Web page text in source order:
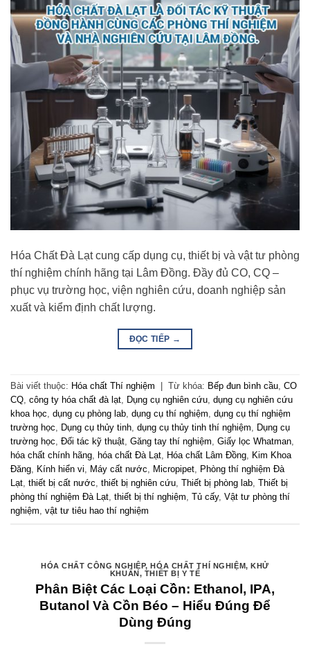
Hóa Chất Đà Lạt cung cấp dụng cụ, thiết bị và vật tư phòng
thí nghiệm chính hãng tại Lâm Đồng. Đầy đủ CO, CQ –
phục vụ trường học, viện nghiên cứu, doanh nghiệp sản
xuất và kiểm định chất lượng.
ĐỌC TIẾP →
Bài viết thuộc: Hóa chất Thí nghiệm Từ khóa: Bếp đun bình cầu, CO
CQ, công ty hóa chất đà lạt, Dụng cụ nghiên cứu, dụng cụ nghiên cứu
khoa học, dụng cụ phòng lab, dụng cụ thí nghiệm, dụng cụ thí nghiệm
trường học, Dụng cụ thủy tinh, dụng cụ thủy tinh thí nghiệm, Dụng cụ
trường học, Đối tác kỹ thuật, Găng tay thí nghiệm, Giấy lọc Whatman,
hóa chất chính hãng, hóa chất Đà Lạt, Hóa chất Lâm Đồng, Kim Khoa
Đăng, Kính hiển vi, Máy cất nước, Micropipet, Phòng thí nghiệm Đà
Lạt, thiết bị cất nước, thiết bị nghiên cứu, Thiết bị phòng lab, Thiết bị
phòng thí nghiệm Đà Lạt, thiết bị thí nghiệm, Tủ cấy, Vật tư phòng thí
nghiệm, vật tư tiêu hao thí nghiệm
HÓA CHẤT CÔNG NGHIỆP,HÓA CHẤT THÍ NGHIỆM,KHỬ
KHUẨN, THIẾT BỊ Y TẾ
Phân Biệt Các Loại Cồn: Ethanol, IPA,
Butanol Và Cồn Béo – Hiểu Đúng Để
Dùng Đúng